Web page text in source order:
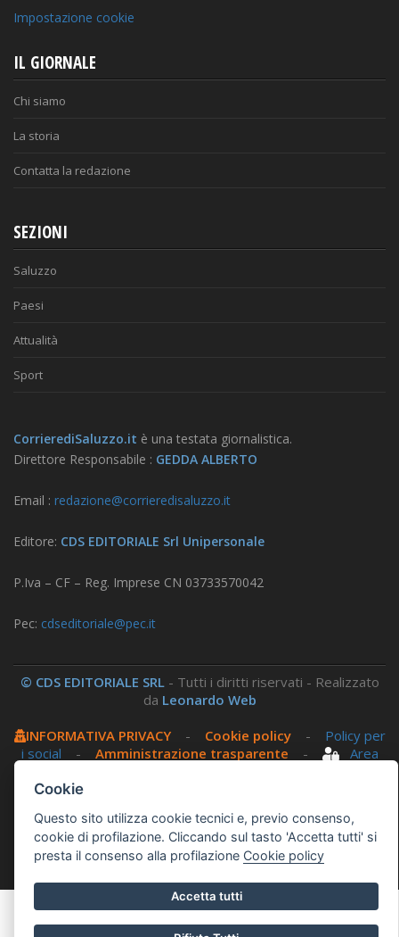
Impostazione cookie
IL GIORNALE
Chi siamo
La storia
Contatta la redazione
SEZIONI
Saluzzo
Paesi
Attualità
Sport
CorrierediSaluzzo.it è una testata giornalistica.
Direttore Responsabile : GEDDA ALBERTO
Email : redazione@corrieredisaluzzo.it
Editore: CDS EDITORIALE Srl Unipersonale
P.Iva – CF – Reg. Imprese CN 03733570042
Pec: cdseditoriale@pec.it
© CDS EDITORIALE SRL - Tutti i diritti riservati - Realizzato
da Leonardo Web
INFORMATIVA PRIVACY- Cookie policy- Policy per
i social - Amministrazione trasparente -
Area
Questo sito utilizza, nella versione per UTENTI CON
DISLESSIA,Biancoenero ®, una font italiana ad Alta
Leggibilità.
Cookie
Questo sito utilizza cookie tecnici e, previo consenso,
cookie di profilazione. Cliccando sul tasto 'Accetta tutti' si
presta il consenso alla profilazione Cookie policy
Accetta tutti